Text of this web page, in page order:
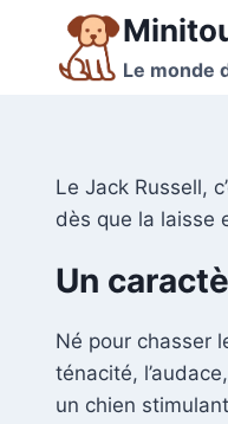
contenu
Le monde
Le Jack Russell,
dès que la laisse
Un
Né pour chasser
ténacité,
un chien